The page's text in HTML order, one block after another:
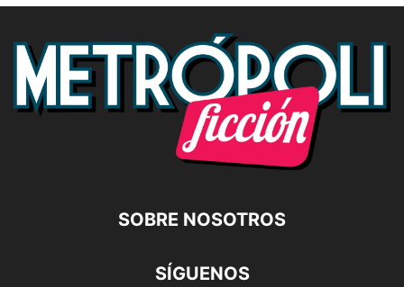
SOBRE NOSOTROS
SÍGUENOS